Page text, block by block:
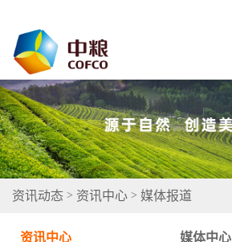
资讯动态 > 资讯中心 > 媒体报道
资讯中心 媒体中心